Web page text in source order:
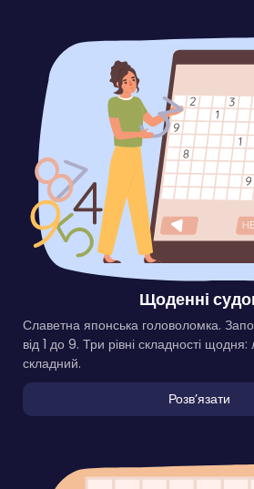
Щоденні
Славетна японська головоломка.
від 1 до 9. Три рівні складності щодня:
складний.
Розвʼязати